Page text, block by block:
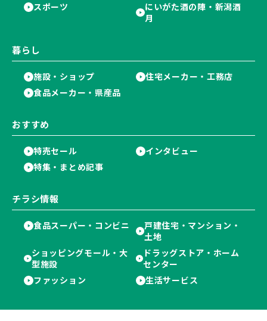
スポーツ
にいがた酒の陣・新潟酒
月
暮らし
施設・ショップ
住宅メーカー・工務店
食品メーカー・県産品
おすすめ
特売セール
インタビュー
特集・まとめ記事
チラシ情報
食品スーパー・コンビニ
戸建住宅・マンション・
土地
ショッピングモール・大
型施設
ドラッグストア・ホーム
センター
ファッション
生活サービス